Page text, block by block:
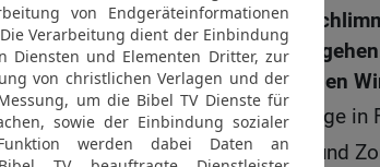
15 Und auch dies ist ein
gekommen ist, wird er
hat er davon, dass er für den
16 Auch isst er all seine Tage in
Verdruss und Krankheit
und